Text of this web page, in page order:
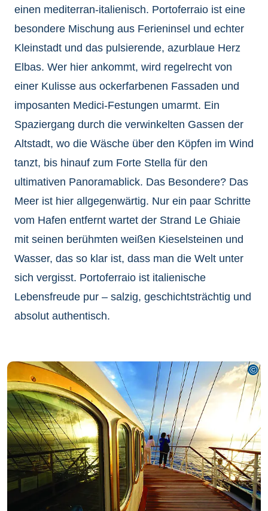
einen mediterran-italienisch. Portoferraio ist eine
besondere Mischung aus Ferieninsel und echter
Kleinstadt und das pulsierende, azurblaue Herz
Elbas. Wer hier ankommt, wird regelrecht von
einer Kulisse aus ockerfarbenen Fassaden und
imposanten Medici-Festungen umarmt. Ein
Spaziergang durch die verwinkelten Gassen der
Altstadt, wo die Wäsche über den Köpfen im Wind
tanzt, bis hinauf zum Forte Stella für den
ultimativen Panoramablick. Das Besondere? Das
Meer ist hier allgegenwärtig. Nur ein paar Schritte
vom Hafen entfernt wartet der Strand Le Ghiaie
mit seinen berühmten weißen Kieselsteinen und
Wasser, das so klar ist, dass man die Welt unter
sich vergisst. Portoferraio ist italienische
Lebensfreude pur – salzig, geschichtsträchtig und
absolut authentisch.